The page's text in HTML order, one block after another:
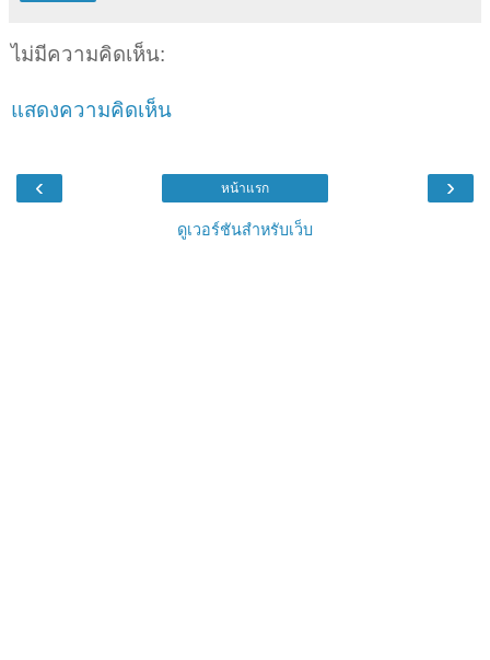
ไม่มีความคิดเห็น:
แสดงความคิดเห็น
‹ ›
หน้าแรก
ดูเวอร์ชันสำหรับเว็บ